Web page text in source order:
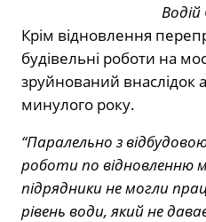
Водій
Крім відновлення
будівельні роботи на
зруйнований внаслідок
минулого року.
“Паралельно з
роботи по відновленню
підрядники не могли
рівень води, який не